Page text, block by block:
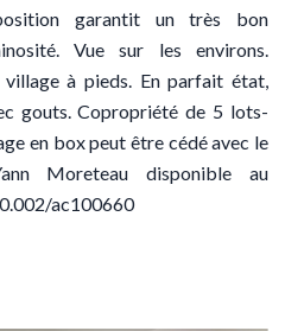
garantit un très bon
Vue sur les environs.
à pieds. En parfait état,
gouts. Copropriété de 5 lots-
en box peut être cédé avec le
Moreteau disponible au
ac100660